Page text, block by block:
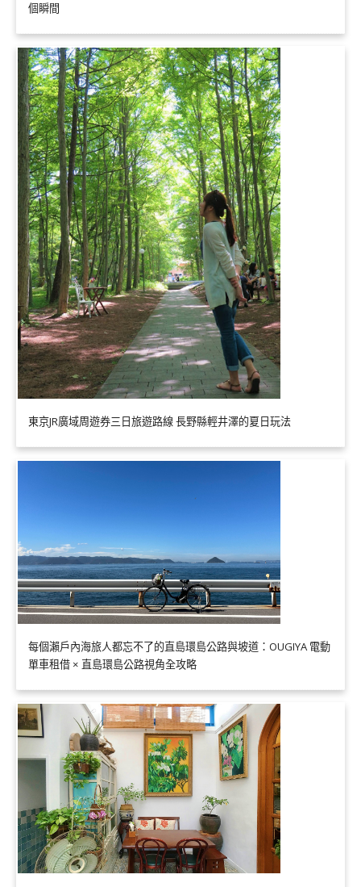
個瞬間
東京JR廣域周遊券三日旅遊路線 長野縣輕井澤的夏日玩法
每個瀨戶內海旅人都忘不了的直島環島公路與坡道：OUGIYA 電動
單車租借 × 直島環島公路視角全攻略